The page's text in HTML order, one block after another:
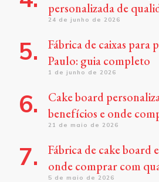
personalizada de
24 de junho de 2026
Fábrica de caixas para
Paulo: guia completo
1 de junho de 2026
Cake board
benefícios e onde
21 de maio de 2026
Fábrica de cake board
onde comprar com
5 de maio de 2026